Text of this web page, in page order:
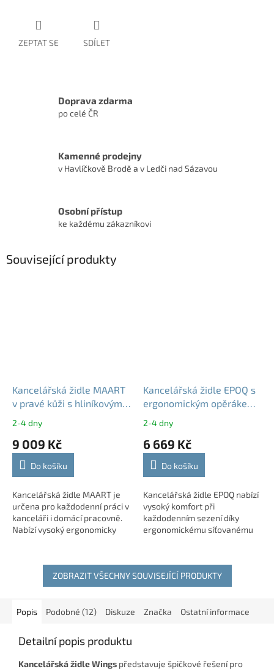
ZEPTAT SE SDÍLET
Doprava zdarma
po celé ČR
Kamenné prodejny
v Havlíčkově Brodě a v Ledči nad Sázavou
Osobní přístup
ke každému zákazníkovi
Související produkty
Kancelářská židle MAART
v pravé kůži s hliníkovým
2-4 dny
9 009 Kč
Do košíku
Kancelářská židle MAART je
určena pro každodenní práci v
kanceláři i domácí pracovně.
Nabízí vysoký ergonomicky
synchronní...
Kancelářská židle EPOQ s
ergonomickým opěrákem
područkami
2-4 dny
6 669 Kč
Do košíku
Kancelářská židle EPOQ nabízí
vysoký komfort při
každodenním sezení díky
ergonomickému síťovanému
mechanismu s jednoduchým...
ZOBRAZIT VŠECHNY SOUVISEJÍCÍ PRODUKTY
Popis Podobné (12) Diskuze Značka Ostatní informace
Detailní popis produktu
Kancelářská židle Wings představuje špičkové řešení pro